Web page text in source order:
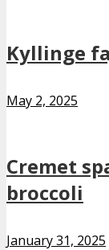
Kyllinge
May 2, 2025
Cremet
broccoli
January 31, 2025